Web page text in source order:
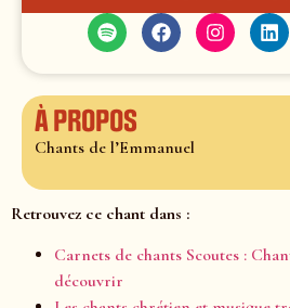
À propos
Chants de l’Emmanuel
Retrouvez ce chant dans :
Carnets de chants Scoutes :
découvrir